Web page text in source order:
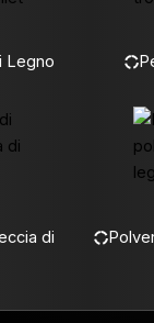
Legno
di